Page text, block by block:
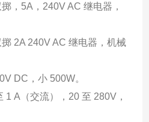
，5A，240V AC 继电器，
2A 240V AC 继电器，机械
DC，小 500W。
1 A（交流），20 至 280V，